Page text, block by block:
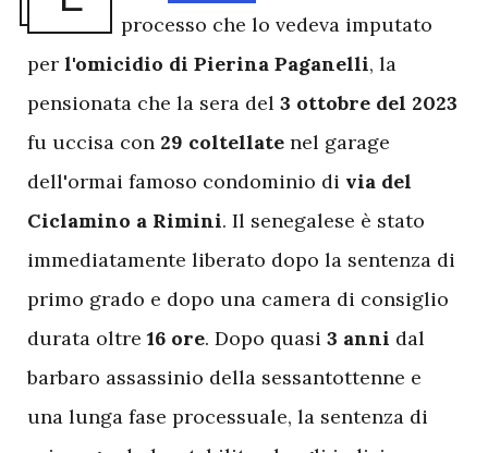
processo che lo vedeva imputato
per l'omicidio di Pierina Paganelli, la
pensionata che la sera del 3 ottobre del 2023
fu uccisa con 29 coltellate nel garage
dell'ormai famoso condominio di via del
Ciclamino a Rimini. Il senegalese è stato
immediatamente liberato dopo la sentenza di
primo grado e dopo una camera di consiglio
durata oltre 16 ore. Dopo quasi 3 anni dal
barbaro assassinio della sessantottenne e
una lunga fase processuale, la sentenza di